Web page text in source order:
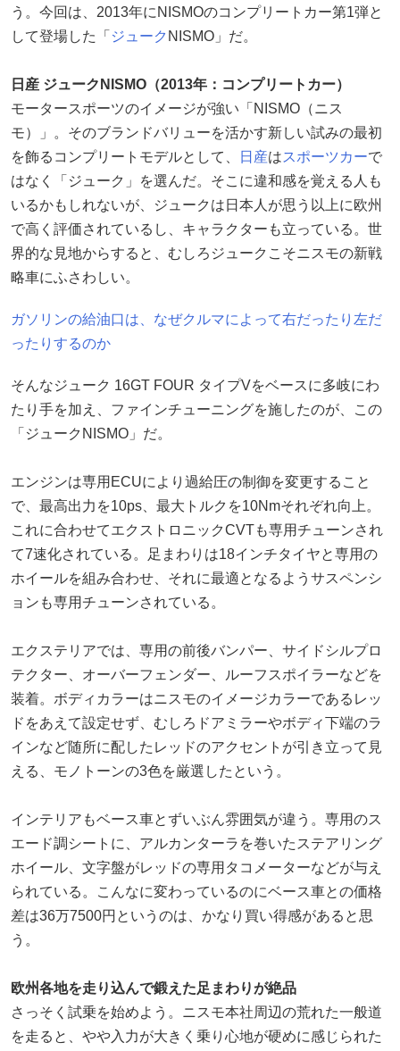
う。今回は、2013年にNISMOのコンプリートカー第1弾と
して登場した「 ジューク NISMO」だ。
日産 ジュークNISMO（2013年：コンプリートカー）
モータースポーツのイメージが強い「NISMO（ニス
モ）」。そのブランドバリューを活かす新しい試みの最初
を飾るコンプリートモデルとして、
日産はスポーツカーで
はなく「ジューク」を選んだ。そこに違和感を覚える人も
いるかもしれないが、ジュークは日本人が思う以上に欧州
で高く評価されているし、キャラクターも立っている。世
界的な見地からすると、むしろジュークこそニスモの新戦
略車にふさわしい。
ガソリンの給油口は、なぜクルマによって右だったり左だ
ったりするのか
そんなジューク 16GT FOUR タイプVをベースに多岐にわ
たり手を加え、ファインチューニングを施したのが、この
「ジュークNISMO」だ。
エンジンは専用ECUにより過給圧の制御を変更すること
で、最高出力を10ps、最大トルクを10Nmそれぞれ向上。
これに合わせてエクストロニックCVTも専用チューンされ
て7速化されている。足まわりは18インチタイヤと専用の
ホイールを組み合わせ、それに最適となるようサスペンシ
ョンも専用チューンされている。
エクステリアでは、専用の前後バンパー、サイドシルプロ
テクター、オーバーフェンダー、ルーフスポイラーなどを
装着。ボディカラーはニスモのイメージカラーであるレッ
ドをあえて設定せず、むしろドアミラーやボディ下端のラ
インなど随所に配したレッドのアクセントが引き立って見
える、モノトーンの3色を厳選したという。
インテリアもベース車とずいぶん雰囲気が違う。専用のス
エード調シートに、アルカンターラを巻いたステアリング
ホイール、文字盤がレッドの専用タコメーターなどが与え
られている。こんなに変わっているのにベース車との価格
差は36万7500円というのは、かなり買い得感があると思
う。
欧州各地を走り込んで鍛えた足まわりが絶品
さっそく試乗を始めよう。ニスモ本社周辺の荒れた一般道
を走ると、やや入力が大きく乗り心地が硬めに感じられた